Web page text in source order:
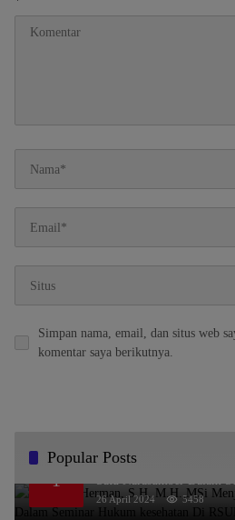
Simpan nama, email, dan situs web
komentar saya berikutnya.
Popular Posts
1
Dr. KMS Herman,
Satu Narasumber Dalam
Di RSUD Leuwiliang
26 April 2024 5458